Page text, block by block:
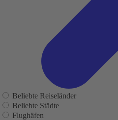
Beliebte Reiseländer
Beliebte Städte
Flughäfen